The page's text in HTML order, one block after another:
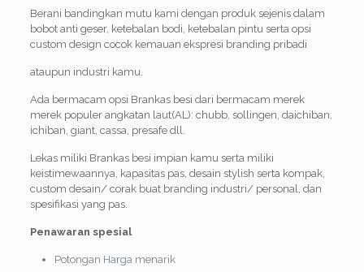
Berani bandingkan mutu kami dengan produk sejenis dalam
bobot anti geser, ketebalan bodi, ketebalan pintu serta opsi
custom design cocok kemauan ekspresi branding pribadi
ataupun industri kamu.
Ada bermacam opsi Brankas besi dari bermacam merek
merek populer angkatan laut(AL): chubb, sollingen, daichiban,
ichiban, giant, cassa, presafe dll.
Lekas miliki Brankas besi impian kamu serta miliki
keistimewaannya, kapasitas pas, desain stylish serta kompak,
custom desain/ corak buat branding industri/ personal, dan
spesifikasi yang pas.
Penawaran spesial
Potongan Harga menarik